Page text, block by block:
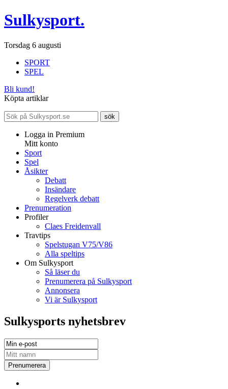
Sulkysport.
Torsdag 6 augusti
SPORT
SPEL
Bli kund!
Köpta artiklar
Logga in Premium
Mitt konto
Sport
Spel
Åsikter
Debatt
Insändare
Regelverk debatt
Prenumeration
Profiler
Claes Freidenvall
Travtips
Spelstugan V75/V86
Alla speltips
Om Sulkysport
Så läser du
Prenumerera på Sulkysport
Annonsera
Vi är Sulkysport
Sulkysports nyhetsbrev